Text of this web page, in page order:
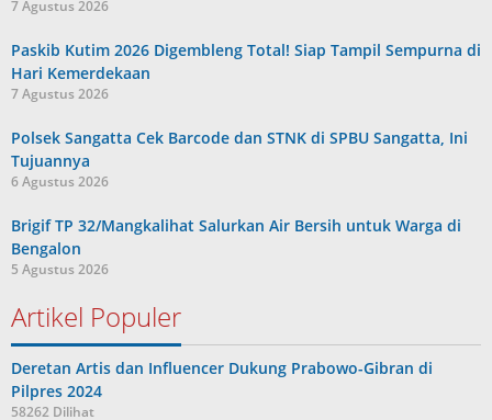
7 Agustus 2026
Paskib Kutim 2026 Digembleng Total! Siap Tampil Sempurna di
Hari Kemerdekaan
7 Agustus 2026
Polsek Sangatta Cek Barcode dan STNK di SPBU Sangatta, Ini
Tujuannya
6 Agustus 2026
Brigif TP 32/Mangkalihat Salurkan Air Bersih untuk Warga di
Bengalon
5 Agustus 2026
Artikel Populer
Deretan Artis dan Influencer Dukung Prabowo-Gibran di
Pilpres 2024
58262 Dilihat